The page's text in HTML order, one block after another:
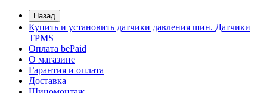
Назад
Купить и установить датчики давления шин. Датчики
TPMS
Оплата bePaid
О магазине
Гарантия и оплата
Доставка